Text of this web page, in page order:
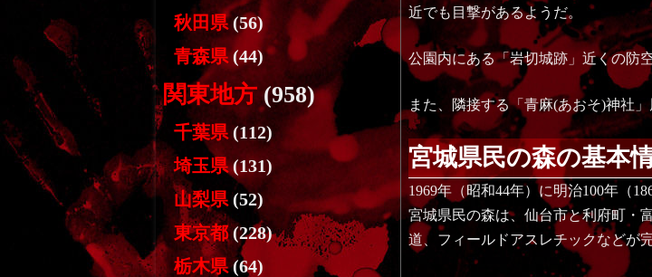
近でも目撃があるようだ。
公園内にある「岩切城跡」近くの防
また、隣接する「青麻(あおそ)神社
宮城県民の森の基本
1969年（昭和44年）に明治100年（
宮城県民の森は、仙台市と利府町・
道、フィールドアスレチックなどが
秋田県(56)
青森県(44)
関東地方(958)
千葉県 (112)
埼玉県(131)
山梨県(52)
東京都(228)
栃木県(64)